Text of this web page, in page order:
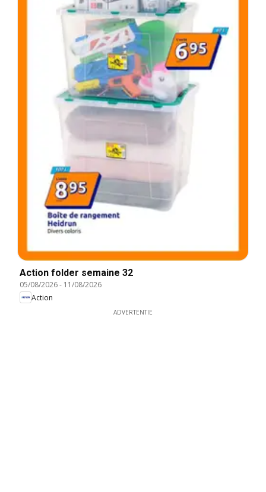
Action folder semaine 32
05/08/2026- 11/08/2026
Action
ADVERTENTIE